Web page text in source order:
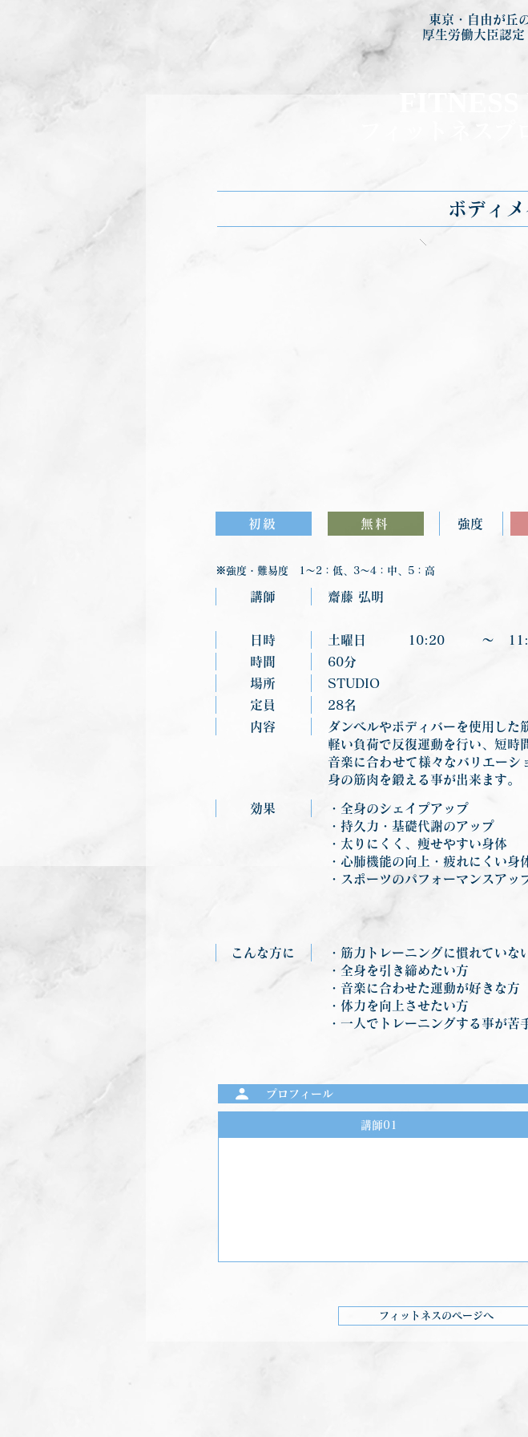
東京・自由が丘
厚生労働大臣認定
ボディ
初級 無料 強度
※強度・難易度 1〜2：低、3〜4：中、5：高
講師 齋藤 弘明
日時 土曜日 10:20 〜
時間
60分
場所
STUDIO
定員
28名
内容
ダンベルやボディバーを使用した
軽い負荷で反復運動を行い、短時
音楽に合わせて様々なバリエーシ
身の筋肉を鍛える事が出来ます。
効果
・全身のシェイプアップ
・持久力・基礎代謝のアップ
・太りにくく、痩せやすい身体
・心肺機能の向上・疲れにくい身
・スポーツのパフォーマンスアッ
こんな方に
・筋力トレーニングに慣れていな
・全身を引き締めたい方
・音楽に合わせた運動が好きな方
・体力を向上させたい方
・一人でトレーニングする事が苦
プロフィール
講師01
フィットネスのページへ